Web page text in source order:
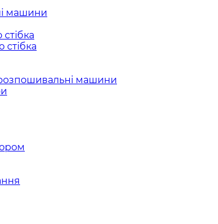
машини
машини